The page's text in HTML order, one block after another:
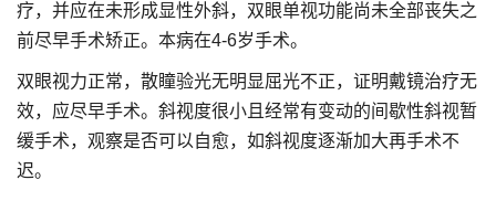
疗，并应在未形成显性外斜，双眼单视功能尚未全部丧失之
前尽早手术矫正。本病在4-6岁手术。
双眼视力正常，散瞳验光无明显屈光不正，证明戴镜治疗无
效，应尽早手术。斜视度很小且经常有变动的间歇性斜视暂
缓手术，观察是否可以自愈，如斜视度逐渐加大再手术不
迟。